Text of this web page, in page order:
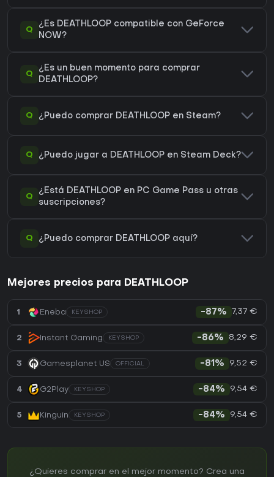
Q
¿Es DEATHLOOP compatible con GeForce
NOW?
Q
¿Es un buen momento para comprar
DEATHLOOP?
Q ¿Puedo comprar DEATHLOOP en Steam?
Q ¿Puedo jugar a DEATHLOOP en Steam Deck?
Q
¿Está DEATHLOOP en PC Game Pass u otras
suscripciones?
Q ¿Puedo comprar DEATHLOOP aquí?
Mejores precios para DEATHLOOP
1 Eneba KEYSHOP -87% 7,37 €
2 Instant Gaming KEYSHOP -86% 8,29 €
3 Gamesplanet US OFFICIAL -81% 9,52 €
4 G2Play KEYSHOP -84% 9,54 €
5 Kinguin KEYSHOP -84% 9,54 €
¿Quieres comprar en el mejor momento? Crea una